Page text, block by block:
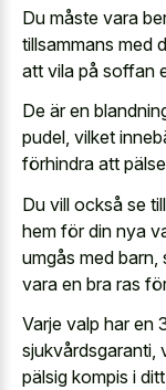
Du måste vara
tillsammans med
att vila på soffan
De är en
pudel, vilket
förhindra att
Du vill också se
hem för din nya
umgås med barn,
vara en bra ras
Varje valp har en
sjukvårdsgaranti,
pälsig kompis i